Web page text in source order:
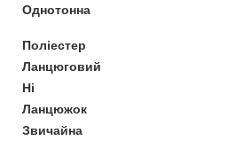
Однотонна
Поліестер
Ланцюговий
Ні
Ланцюжок
Звичайна